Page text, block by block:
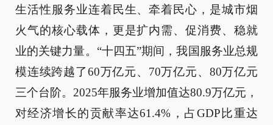
生活性服务业连着民生、牵着民心，是城市烟
火气的核心载体，更是扩内需、促消费、稳就
业的关键力量。“十四五”期间，我国服务业总规
模连续跨越了60万亿元、70万亿元、80万亿元
三个台阶。2025年服务业增加值达80.9万亿元，
对经济增长的贡献率达61.4%，占GDP比重达